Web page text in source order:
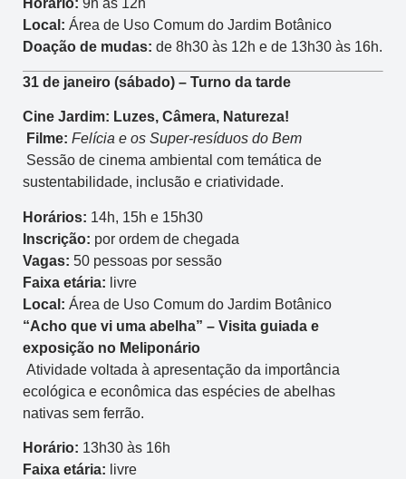
Local: Área de Uso Comum do Jardim Botânico
Doação de mudas: de 8h30 às 12h e de 13h30 às 16h.
31 de janeiro (sábado) – Turno da tarde
Cine Jardim: Luzes, Câmera, Natureza!
Filme: Felícia e os Super-resíduos do Bem
Sessão de cinema ambiental com temática de
sustentabilidade, inclusão e criatividade.
Horários: 14h, 15h e 15h30
Inscrição: por ordem de chegada
Vagas: 50 pessoas por sessão
Faixa etária: livre
Local: Área de Uso Comum do Jardim Botânico
“Acho que vi uma abelha” – Visita guiada e
exposição no Meliponário
Atividade voltada à apresentação da importância
ecológica e econômica das espécies de abelhas
nativas sem ferrão.
Horário: 13h30 às 16h
Faixa etária: livre